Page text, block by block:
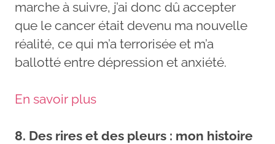
marche à suivre, j’ai donc dû accepter
que le cancer était devenu ma nouvelle
réalité, ce qui m’a terrorisée et m’a
ballotté entre dépression et anxiété.
En savoir plus
8. Des rires et des pleurs : mon histoire